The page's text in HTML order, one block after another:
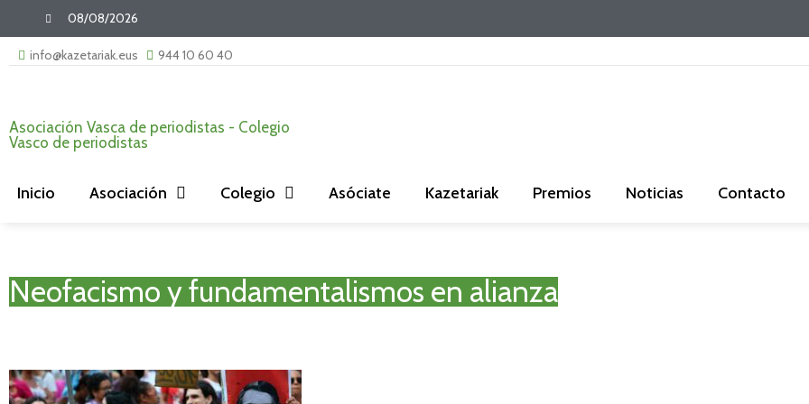
08/08/2026
info@kazetariak.eus 944 10 60 40
Asociación Vasca de periodistas - Colegio
Vasco de periodistas
Inicio Asociación Colegio Asóciate Kazetariak Premios Noticias Contacto
Neofacismo y fundamentalismos en alianza